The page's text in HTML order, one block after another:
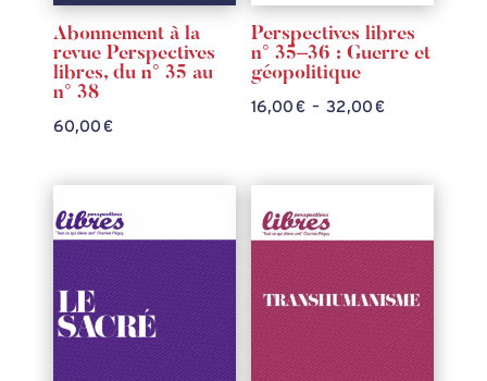
Abonnement à la
revue Perspectives
libres, du n° 35 au
n° 38
60,00€
Perspectives libres
n° 35–36 : Guerre et
géopolitique
16,00 € – 32,00 €Plage